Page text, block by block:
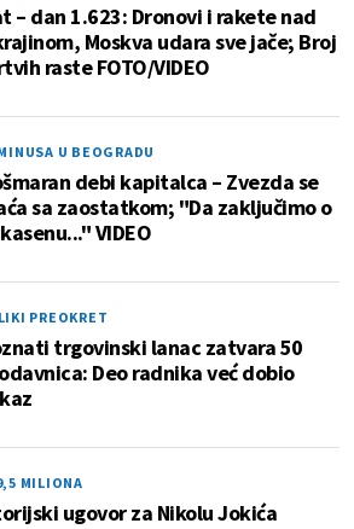
– dan 1.623: Dronovi i rakete nad
Moskva udara sve jače; Broj
raste FOTO/VIDEO
U BEOGRADU
debi kapitalca – Zvezda se
sa zaostatkom; "Da zaključimo o
VIDEO
PREOKRET
trgovinski lanac zatvara 50
Deo radnika već dobio
MILIONA
ugovor za Nikolu Jokića